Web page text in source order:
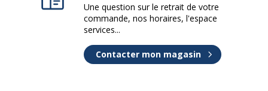
Une question sur le retrait de votre
commande, nos horaires, l'espace
services...
Contacter mon magasin